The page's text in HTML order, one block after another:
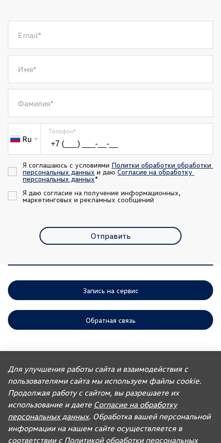
Email*
Имя*
Фамилия*
Ru
Телефон*
Я соглашаюсь с условиями Политки обработки обработки
персональных данных и даю Согласие на обработку
персональных данных*
Я даю согласие на получение информационных,
маркетинговых и рекламных сообщений
Отправить
Запись на сервис
Обратная связь
предусмотренных законодательством РФ, по удовлетворению
требований покупателей автомобилей, ранее изготовленных или
импортированных ООО «ФОЛЬКСВАГЕН Груп Рус». Учитывая это, ООО
«АГР» не несет ответственности за качество автомобилей,
импортированных с других рынков третьими лицами, а также за их
соответствие установленным в Российской Федерации обязательным
требованиям и не обязано по законодательству РФ удовлетворять
требования, связанные с недостатками качества таких автомобилей.
При покупке автомобиля рекомендуем требовать от продавца
документ, в котором должна содержаться информация об импортере
данного автомобиля.
Для улучшения работы сайта и взаимодействия с
пользователями сайта мы используем файлы cookie.
Продолжая работу с сайтом, вы разрешаете их
использование и даете Согласие на обработку
персональных данных. Обработка вашей персональной
информации на нашем сайте осуществляется в
соответствии с Политикой обработки персональных